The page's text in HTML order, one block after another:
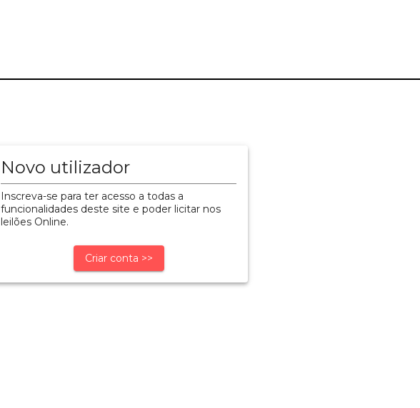
Novo utilizador
Inscreva-se para ter acesso a todas a
funcionalidades deste site e poder licitar nos
leilões Online.
Criar conta >>